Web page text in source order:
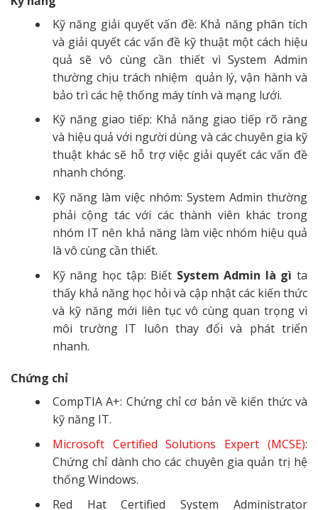
Kỹ năng giải quyết vấn đề: Khả năng phân tích
và giải quyết các vấn đề kỹ thuật một cách hiệu
quả sẽ vô cùng cần thiết vì System Admin
thường chịu trách nhiệm quản lý, vận hành và
bảo trì các hệ thống máy tính và mạng lưới.
Kỹ năng giao tiếp: Khả năng giao tiếp rõ ràng
và hiệu quả với người dùng và các chuyên gia kỹ
thuật khác sẽ hỗ trợ việc giải quyết các vấn đề
nhanh chóng.
Kỹ năng làm việc nhóm: System Admin thường
phải cộng tác với các thành viên khác trong
nhóm IT nên khả năng làm việc nhóm hiệu quả
là vô cùng cần thiết.
Kỹ năng học tập: Biết System Admin là gì ta
thấy khả năng học hỏi và cập nhật các kiến thức
và kỹ năng mới liên tục vô cùng quan trọng vì
môi trường IT luôn thay đổi và phát triển
nhanh.
Chứng chỉ
CompTIA A+: Chứng chỉ cơ bản về kiến thức và
kỹ năng IT.
Microsoft Certified Solutions Expert (MCSE):
Chứng chỉ dành cho các chuyên gia quản trị hệ
thống Windows.
Red Hat Certified System Administrator